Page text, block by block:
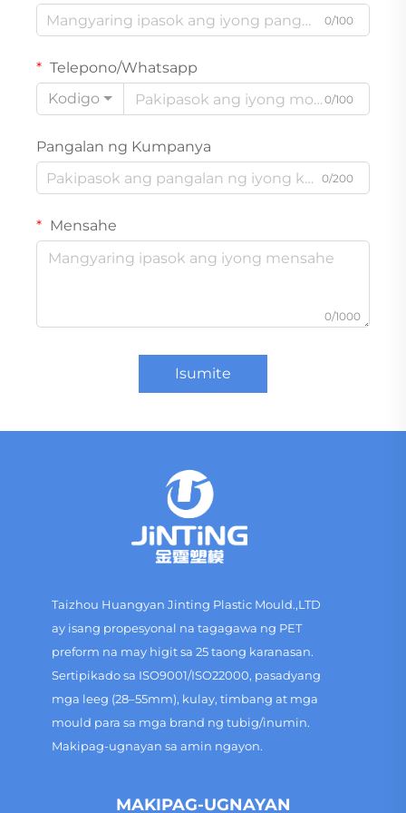
0/100
Telepono/Whatsapp
Kodigo
0/100
Pangalan ng Kumpanya
0/200
Mensahe
0/1000
Isumite
Taizhou Huangyan Jinting Plastic Mould.,LTD
ay isang propesyonal na tagagawa ng PET
preform na may higit sa 25 taong karanasan.
Sertipikado sa ISO9001/ISO22000, pasadyang
mga leeg (28–55mm), kulay, timbang at mga
mould para sa mga brand ng tubig/inumin.
Makipag-ugnayan sa amin ngayon.
MAKIPAG-UGNAYAN